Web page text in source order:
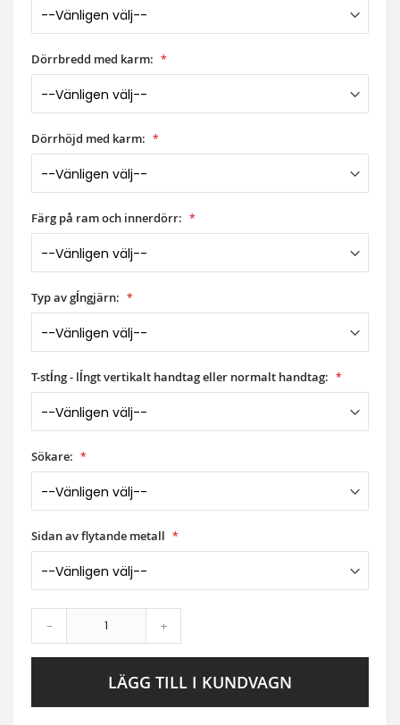
Dörrbredd med karm:
Dörrhöjd med karm:
Färg på ram och innerdörr:
Typ av gĺngjärn:
T-stĺng - lĺngt vertikalt handtag eller normalt handtag:
Sökare:
Sidan av flytande metall
- +
LÄGG TILL I KUNDVAGN